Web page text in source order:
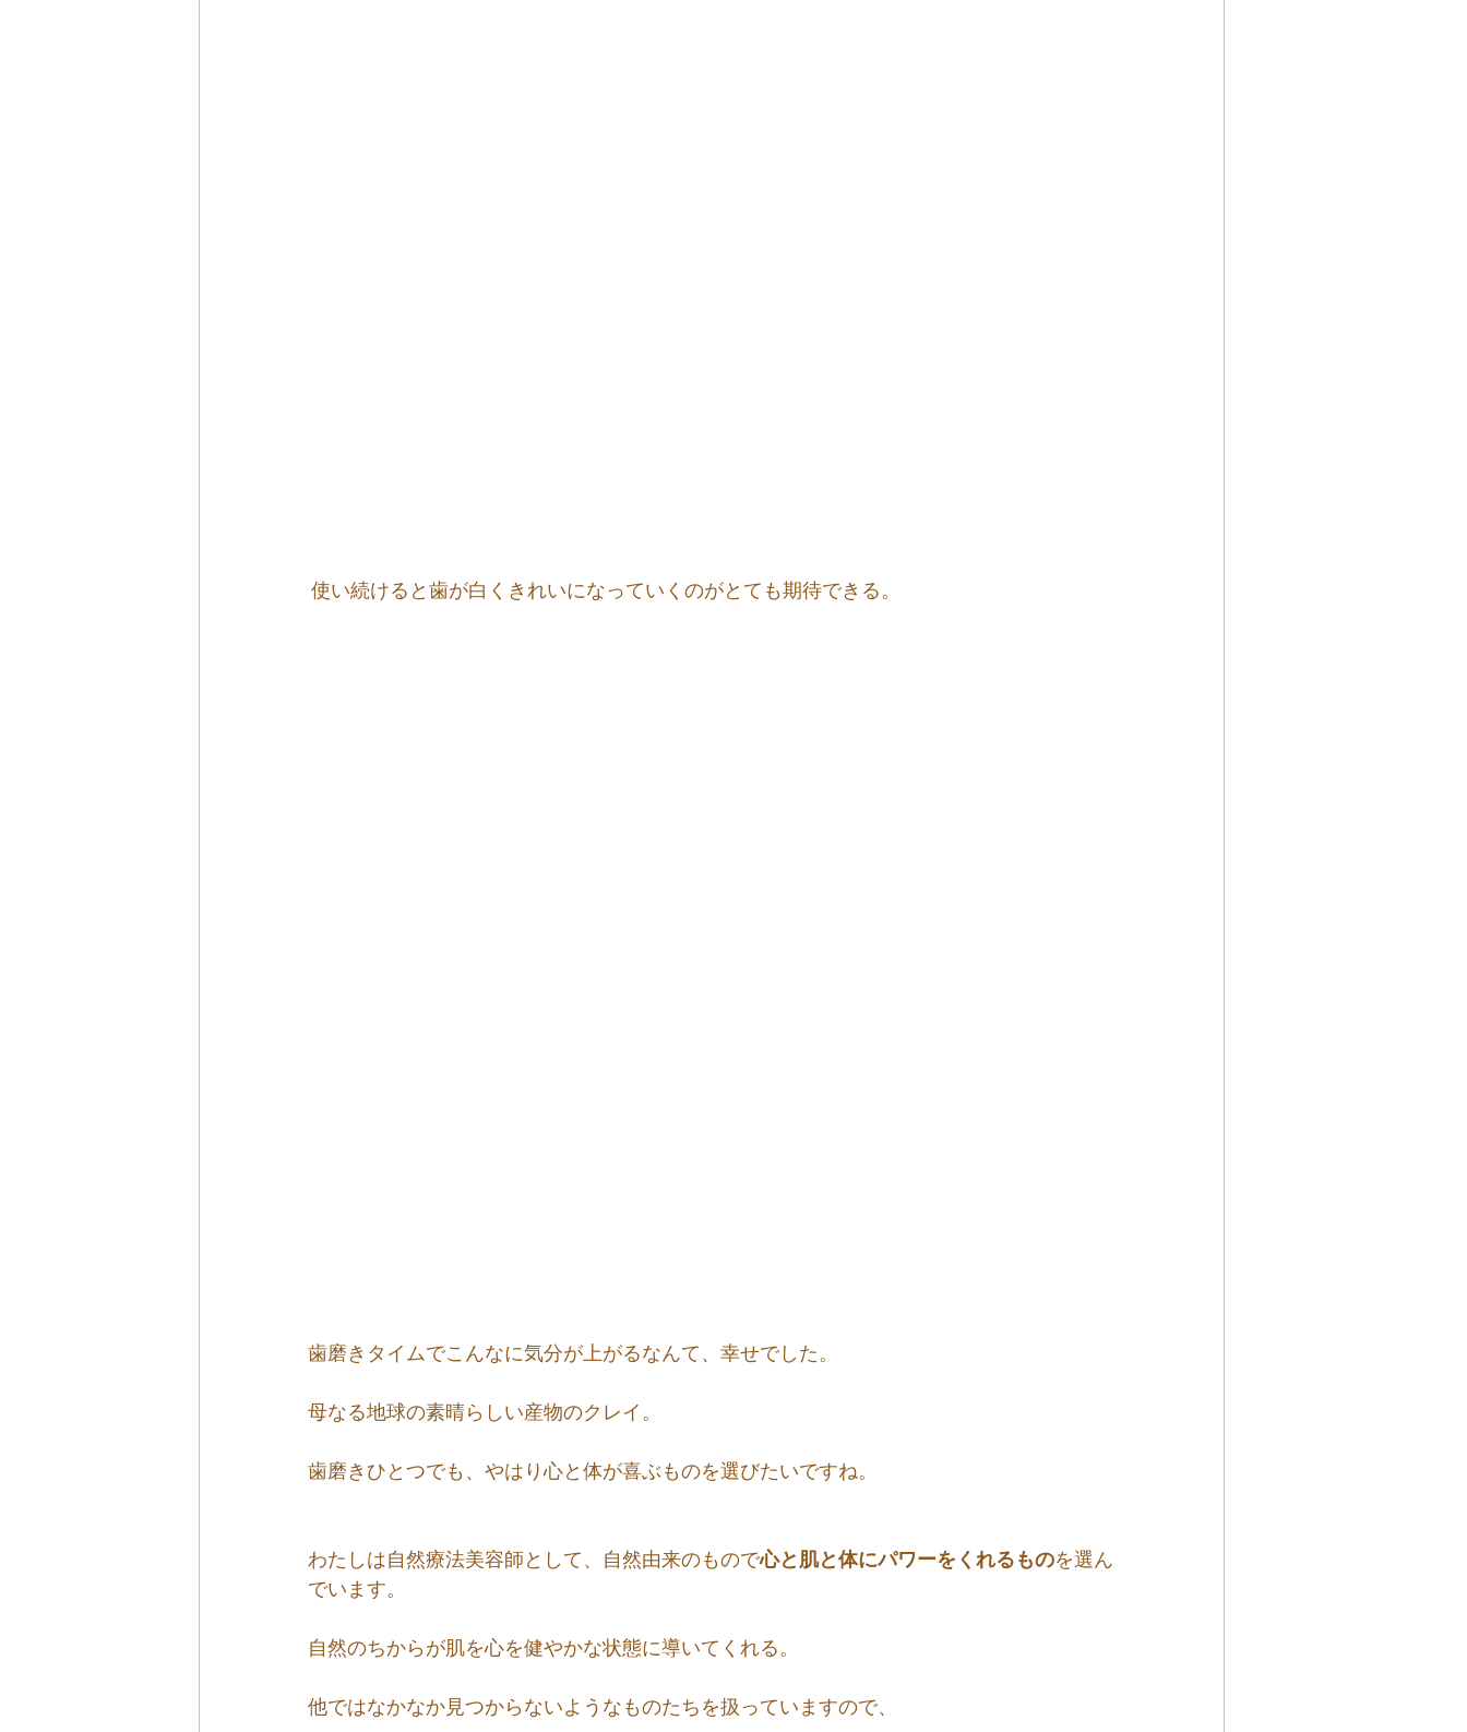
使い続けると歯が白くきれいになっていくのがとても期待できる。
歯磨きタイムでこんなに気分が上がるなんて、幸せでした。
母なる地球の素晴らしい産物のクレイ。
歯磨きひとつでも、やはり心と体が喜ぶものを選びたいですね。
わたしは自然療法美容師として、自然由来のもので心と肌と体にパワーをくれるものを選ん
でいます。
自然のちからが肌を心を健やかな状態に導いてくれる。
他ではなかなか見つからないようなものたちを扱っていますので、